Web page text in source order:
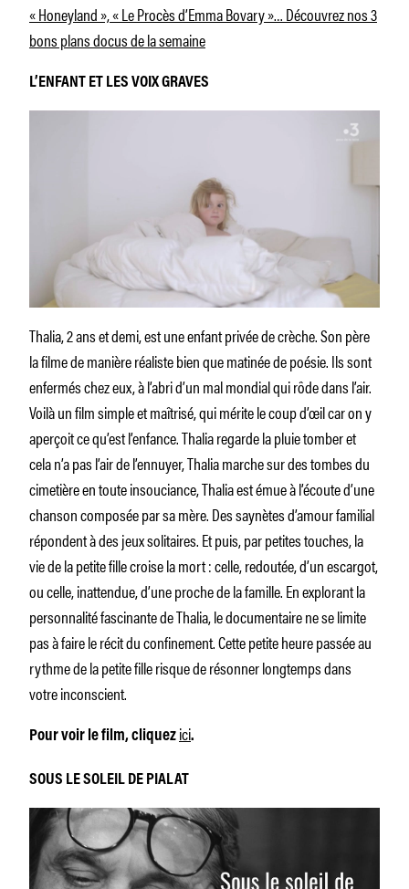
« Honeyland », « Le Procès d’Emma Bovary »… Découvrez nos 3
bons plans docus de la semaine
L’ENFANT ET LES VOIX GRAVES
Thalia, 2 ans et demi, est une enfant privée de crèche. Son père
la filme de manière réaliste bien que matinée de poésie. Ils sont
enfermés chez eux, à l’abri d’un mal mondial qui rôde dans l’air.
Voilà un film simple et maîtrisé, qui mérite le coup d’œil car on y
aperçoit ce qu’est l’enfance. Thalia regarde la pluie tomber et
cela n’a pas l’air de l’ennuyer, Thalia marche sur des tombes du
cimetière en toute insouciance, Thalia est émue à l’écoute d’une
chanson composée par sa mère. Des saynètes d’amour familial
répondent à des jeux solitaires. Et puis, par petites touches, la
vie de la petite fille croise la mort : celle, redoutée, d’un escargot,
ou celle, inattendue, d’une proche de la famille. En explorant la
personnalité fascinante de Thalia, le documentaire ne se limite
pas à faire le récit du confinement. Cette petite heure passée au
rythme de la petite fille risque de résonner longtemps dans
votre inconscient.
Pour voir le film, cliquez ici.
SOUS LE SOLEIL DE PIALAT